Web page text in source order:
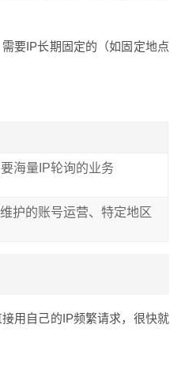
要IP长期固定的（如固定地点
海量IP轮询的业务
护的账号运营、特定地区
用自己的IP频繁请求，很快就